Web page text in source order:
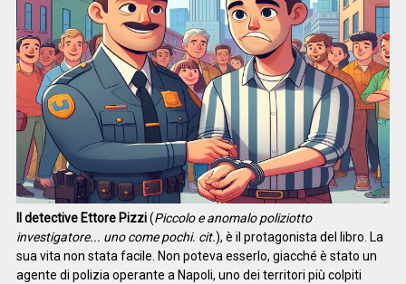
Il detective Ettore Pizzi(Piccolo e anomalo poliziotto
investigatore... uno come pochi. cit.), è il protagonista del libro. La
sua vita non stata facile. Non poteva esserlo, giacché è stato un
agente di polizia operante a Napoli, uno dei territori più colpiti